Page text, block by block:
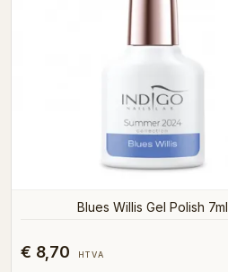
Blues Willis Gel Polish 7ml
€ 8,70 HTVA